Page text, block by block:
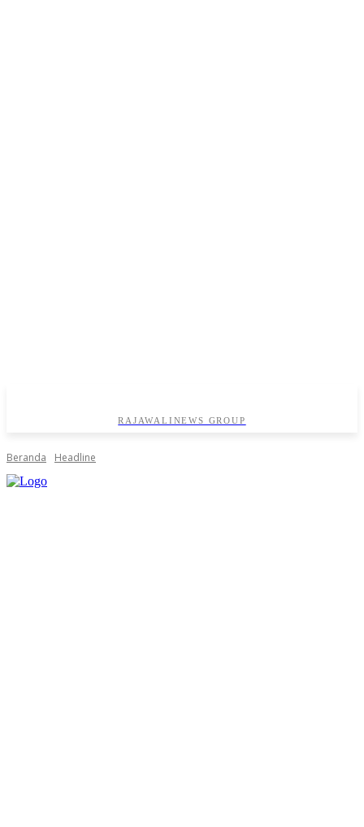
RAJAWALINEWS GROUP
Beranda Headline